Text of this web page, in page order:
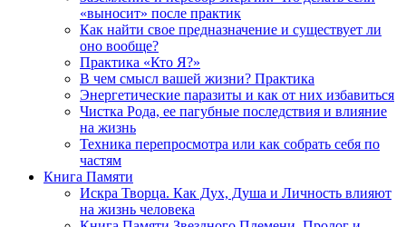
«выносит» после практик
Как найти свое предназначение и существует ли
оно вообще?
Практика «Кто Я?»
В чем смысл вашей жизни? Практика
Энергетические паразиты и как от них избавиться
Чистка Рода, ее пагубные последствия и влияние
на жизнь
Техника перепросмотра или как собрать себя по
частям
Книга Памяти
Искра Творца. Как Дух, Душа и Личность влияют
на жизнь человека